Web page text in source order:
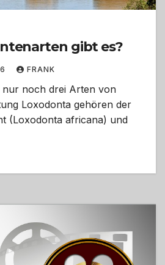
gibt es?
FRANK
nur noch drei Arten von
Loxodonta gehören der
(Loxodonta africana) und